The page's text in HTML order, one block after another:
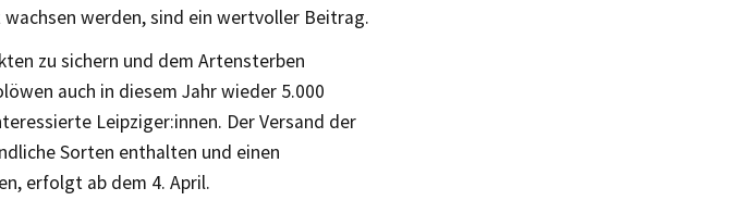
werden, sind ein wertvoller Beitrag.
zu sichern und dem Artensterben
auch in diesem Jahr wieder 5.000
Leipziger:innen. Der Versand der
Sorten enthalten und einen
erfolgt ab dem 4. April.